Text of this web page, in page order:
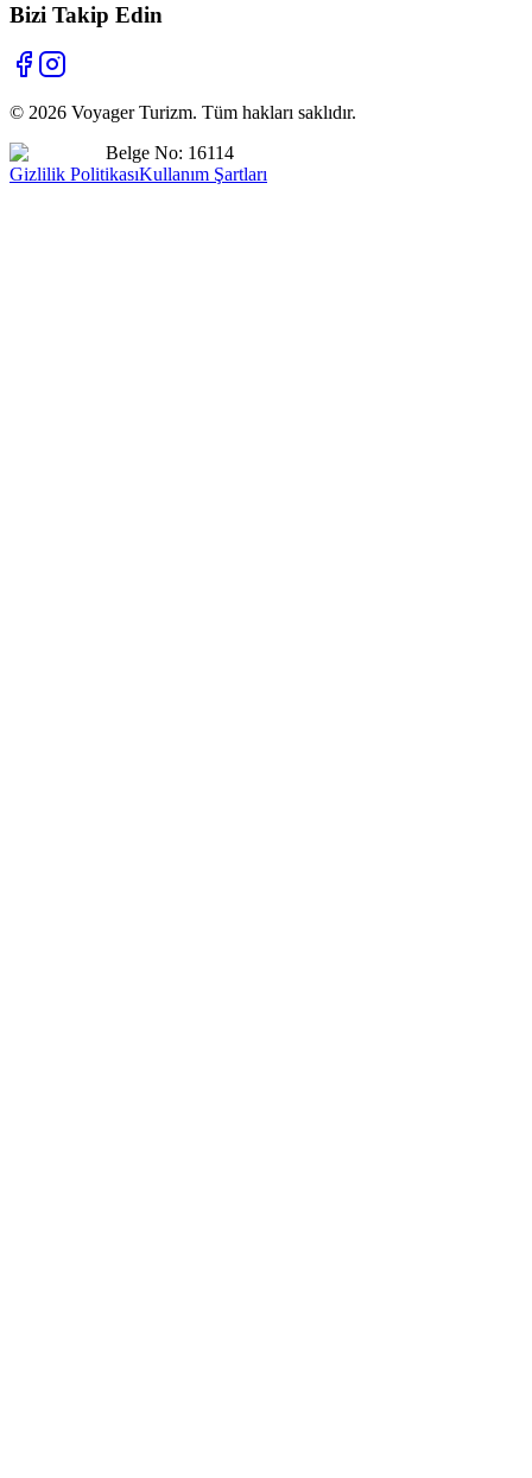
Bizi Takip Edin
© 2026 Voyager Turizm. Tüm hakları saklıdır.
Belge No: 16114
Gizlilik PolitikasıKullanım Şartları